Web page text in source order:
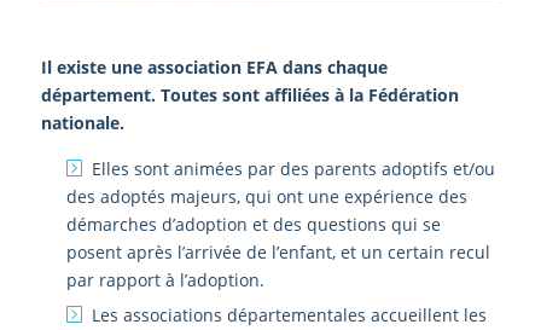
Il existe une association EFA dans chaque
département. Toutes sont affiliées à la Fédération
nationale.
Elles sont animées par des parents adoptifs et/ou
des adoptés majeurs, qui ont une expérience des
démarches d’adoption et des questions qui se
posent après l’arrivée de l’enfant, et un certain recul
par rapport à l’adoption.
Les associations départementales accueillent les